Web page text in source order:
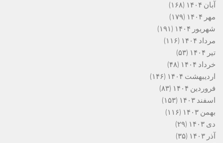
آبان ۱۴۰۴
(۱۶۸)
مهر ۱۴۰۴
(۱۷۹)
شهریور ۱۴۰۴
(۱۹۱)
مرداد ۱۴۰۴
(۱۱۶)
تیر ۱۴۰۴
(۵۳)
خرداد ۱۴۰۴
(۴۸)
اردیبهشت ۱۴۰۴
(۱۴۶)
فروردین ۱۴۰۴
(۸۳)
اسفند ۱۴۰۳
(۱۵۳)
بهمن ۱۴۰۳
(۱۱۶)
دی ۱۴۰۳
(۲۹)
آذر ۱۴۰۳
(۳۵)